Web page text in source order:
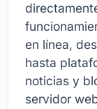
en línea,
hasta
noticias y
servidor